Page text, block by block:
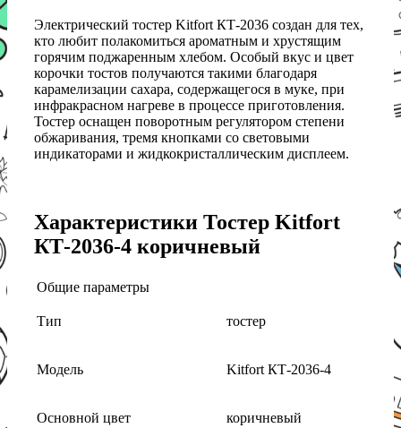
Электрический тостер Kitfort КТ-2036 создан для тех,
кто любит полакомиться ароматным и хрустящим
горячим поджаренным хлебом. Особый вкус и цвет
корочки тостов получаются такими благодаря
карамелизации сахара, содержащегося в муке, при
инфракрасном нагреве в процессе приготовления.
Тостер оснащен поворотным регулятором степени
обжаривания, тремя кнопками со световыми
индикаторами и жидкокристаллическим дисплеем.
Характеристики Тостер Kitfort
КТ-2036-4 коричневый
Общие параметры
Тип тостер
Модель Kitfort КТ-2036-4
Основной цвет коричневый